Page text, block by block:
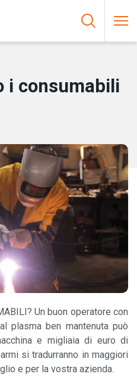
i consumabili
Un buon operatore con
plasma ben mantenuta può
e migliaia di euro di
si tradurranno in maggiori
e per la vostra azienda.